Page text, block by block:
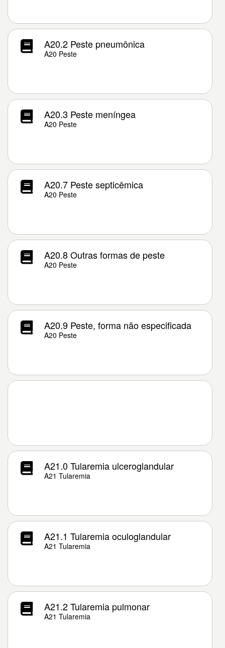
A20.2 Peste pneumônica
A20 Peste
A20.3 Peste meníngea
A20 Peste
A20.7 Peste septicêmica
A20 Peste
A20.8 Outras formas de peste
A20 Peste
A20.9 Peste, forma não especificada
A20 Peste
A21.0 Tularemia ulceroglandular
A21 Tularemia
A21.1 Tularemia oculoglandular
A21 Tularemia
A21.2 Tularemia pulmonar
A21 Tularemia